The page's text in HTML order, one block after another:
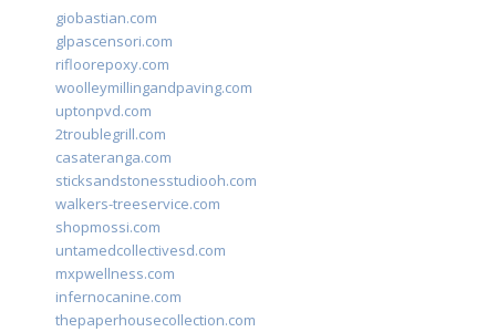
giobastian.com
glpascensori.com
rifloorepoxy.com
woolleymillingandpaving.com
uptonpvd.com
2troublegrill.com
casateranga.com
sticksandstonesstudiooh.com
walkers-treeservice.com
shopmossi.com
untamedcollectivesd.com
mxpwellness.com
infernocanine.com
thepaperhousecollection.com